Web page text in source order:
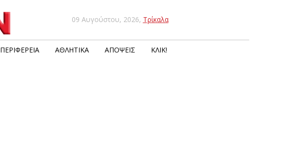
09 Αυγούστου, 2026, Τρίκαλα
ΠΕΡΙΦΈΡΕΙΑ ΑΘΛΗΤΙΚΆ ΑΠΌΨΕΙΣ ΚΛΙΚ!